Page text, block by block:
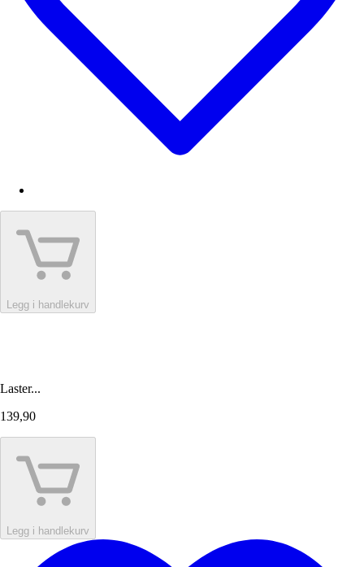
Legg i handlekurv
Laster...
139,90
Legg i handlekurv